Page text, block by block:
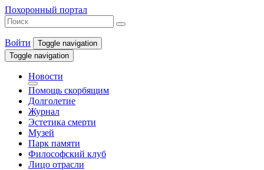
Похоронный портал
Войти
Toggle navigation
Toggle navigation
Новости
Помощь скорбящим
Долголетие
Журнал
Эстетика смерти
Музей
Парк памяти
Философский клуб
Лицо отрасли